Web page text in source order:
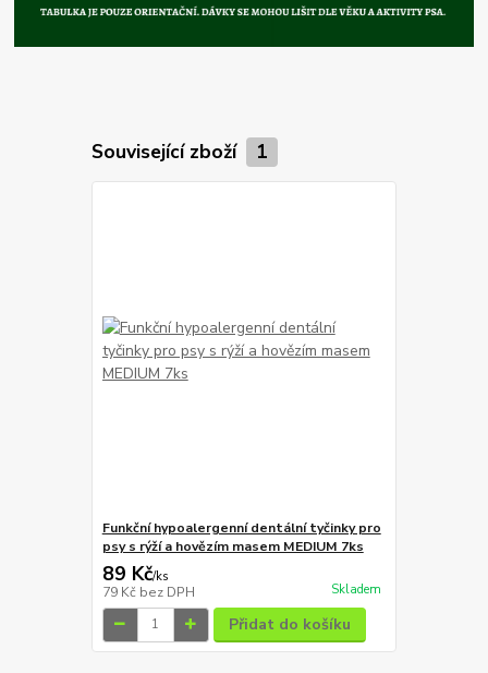
Související zboží 1
Funkční hypoalergenní dentální tyčinky pro
psy s rýží a hovězím masem MEDIUM 7ks
89 Kč/ks
79 Kč bez DPH Skladem
Přidat do košíku